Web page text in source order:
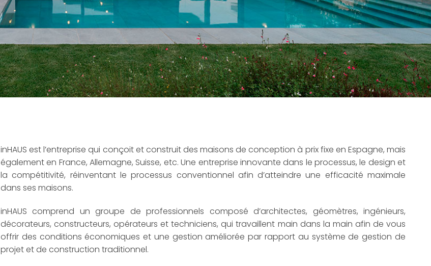
inHAUS est l’entreprise qui conçoit et construit des maisons de conception à prix fixe en Espagne, mais
également en France, Allemagne, Suisse, etc. Une entreprise innovante dans le processus, le design et
la compétitivité, réinventant le processus conventionnel afin d’atteindre une efficacité maximale
dans ses maisons.
inHAUS comprend un groupe de professionnels composé d’architectes, géomètres, ingénieurs,
décorateurs, constructeurs, opérateurs et techniciens, qui travaillent main dans la main afin de vous
offrir des conditions économiques et une gestion améliorée par rapport au système de gestion de
projet et de construction traditionnel.